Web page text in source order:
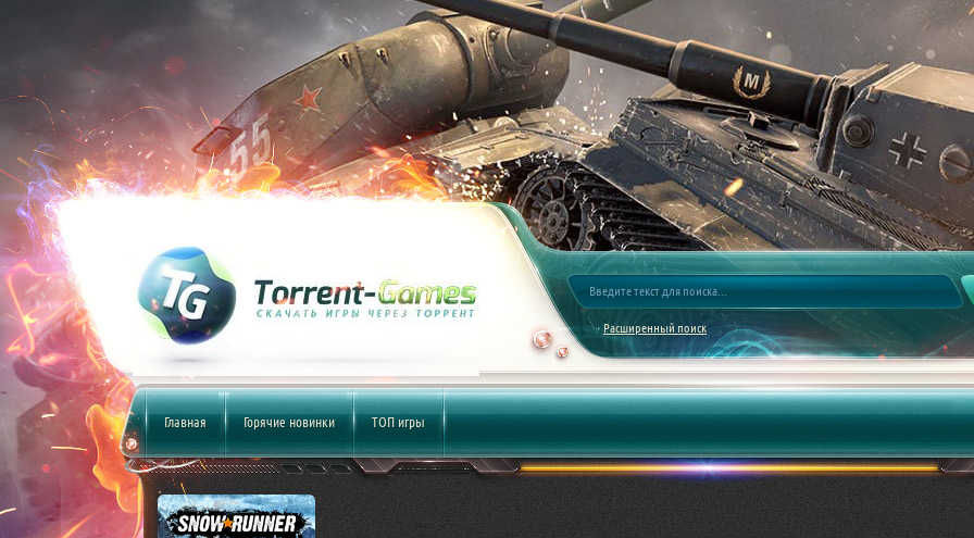
Расширенный поиск
Главная Горячие новинки ТОП игры